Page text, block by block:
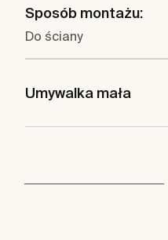
Sposób montażu:
Do ściany
Umywalka mała